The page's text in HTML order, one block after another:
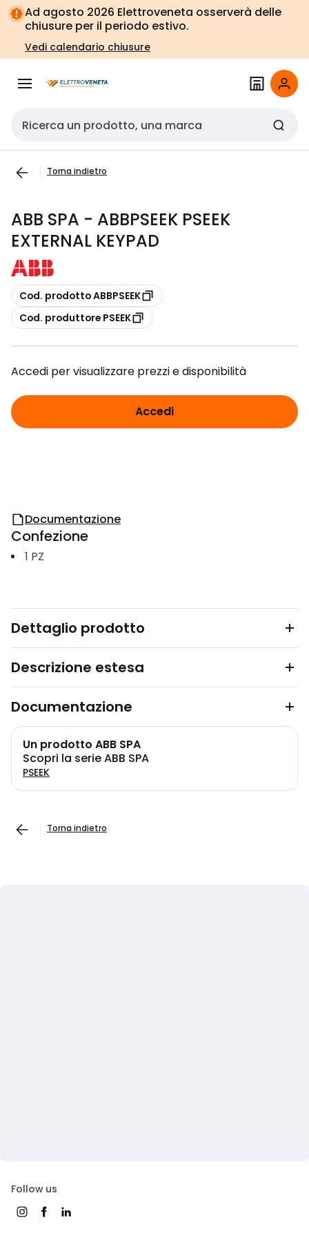
Vai alla
navigazione
Vai
alla
pagina
Ad agosto 2026 Elettroveneta osserverà delle
chiusure per il periodo estivo.
Vedi calendario chiusure
Cerca input
Torna indietro
ABB SPA - ABBPSEEK PSEEK
EXTERNAL KEYPAD
copia
Cod. prodotto ABBPSEEK
copia
Cod. produttore PSEEK
Accedi per visualizzare prezzi e disponibilità
Accedi
Documentazione
Confezione
1 PZ
Dettaglio prodotto
Descrizione estesa
Documentazione
Un prodotto ABB SPA
Scopri la serie ABB SPA
PSEEK
Torna indietro
Follow us